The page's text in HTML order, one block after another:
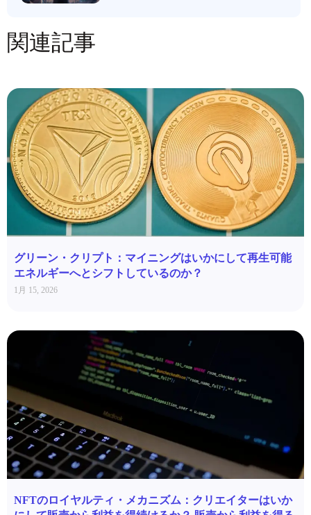
関連記事
グリーン・クリプト：マイニングはいかにして再生可能
エネルギーへとシフトしているのか？
1月 15, 2026
NFTのロイヤルティ・メカニズム：クリエイターはいか